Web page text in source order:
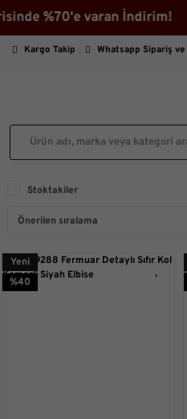
varan İndirim!
Kargo Takip Whatsapp Sipariş ve
Stoktakiler
Yeni
%40